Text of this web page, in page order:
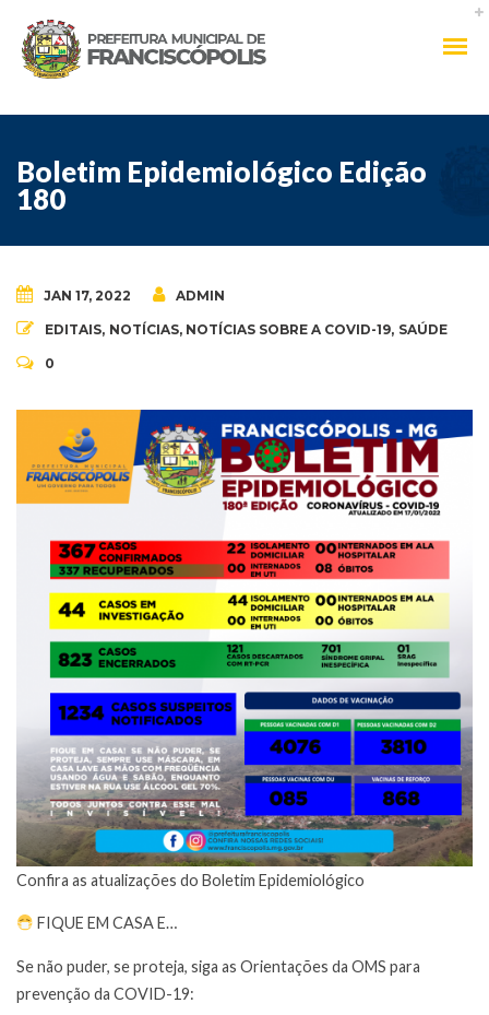
Boletim Epidemiológico Edição
180
JAN 17, 2022 ADMIN
EDITAIS, NOTÍCIAS, NOTÍCIAS SOBRE A COVID-19, SAÚDE
0
Confira as atualizações do Boletim Epidemiológico
FIQUE EM CASA E…
Se não puder, se proteja, siga as Orientações da OMS para
prevenção da COVID-19: